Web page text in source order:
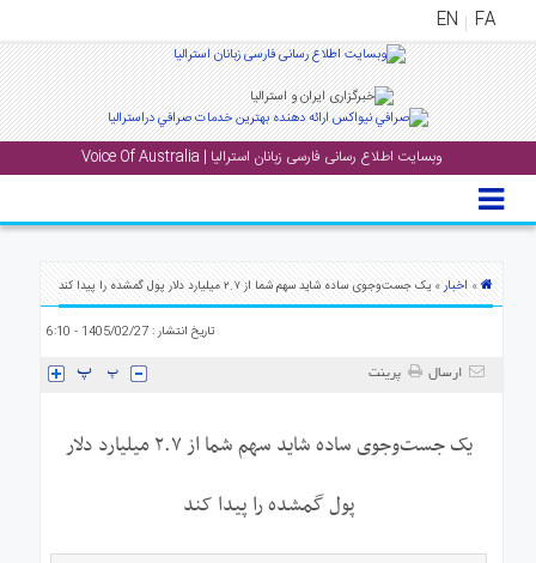
FA
EN
وبسایت اطلاع رسانی فارسی زبانان استرالیا | Voice Of Australia
منوی
اصلی
پادکست
» اخبار» یک جست‌وجوی ساده شاید سهم شما از ۲.۷ میلیارد دلار پول گمشده را پیدا کند
تاریخ انتشار : 1405/02/27 - 6:10
ارسال پرینت
یک جست‌وجوی ساده شاید سهم شما از ۲.۷ میلیارد دلار
پول گمشده را پیدا کند